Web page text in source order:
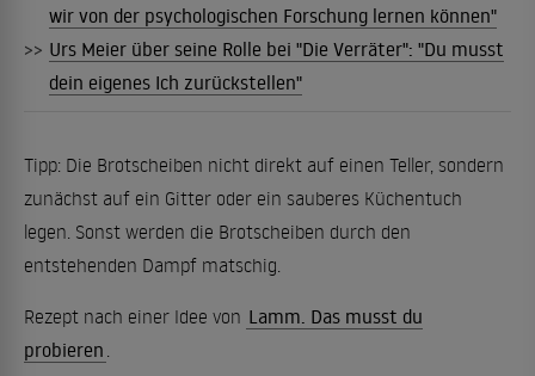
wir von der psychologischen Forschung lernen können"
>> Urs Meier über seine Rolle bei "Die Verräter": "Du musst
dein eigenes Ich zurückstellen"
Tipp: Die Brotscheiben nicht direkt auf einen Teller, sondern
zunächst auf ein Gitter oder ein sauberes Küchentuch
legen. Sonst werden die Brotscheiben durch den
entstehenden Dampf matschig.
Rezept nach einer Idee von Lamm. Das musst du
probieren